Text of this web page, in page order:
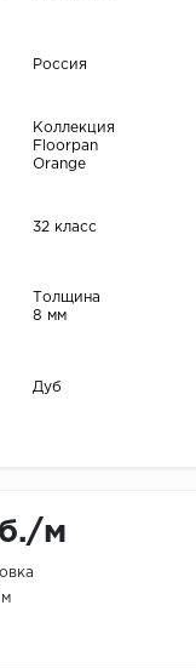
Россия
Коллекция
Floorpan
Orange
32 класс
Толщина
8 мм
Дуб
м
м